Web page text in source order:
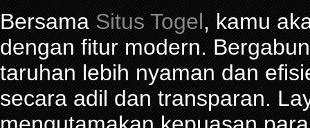
BersamaSitus Togel, kamu
dengan fitur modern.
taruhan lebih nyaman dan
secara adil dan transparan.